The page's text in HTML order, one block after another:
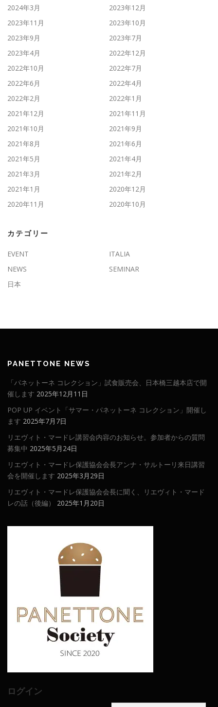
2024年3月
2023年12月
2023年11月
2023年10月
2023年9月
2023年7月
2023年4月
2022年12月
2022年10月
2022年7月
2022年6月
2022年4月
2022年2月
2022年1月
2021年12月
2021年11月
2021年10月
2021年9月
2021年8月
2021年6月
2021年5月
2021年4月
2021年3月
2021年2月
2021年1月
2020年12月
2020年11月
2020年10月
カテゴリー
EVENT
ITALIA
NEWS
SEMINAR
日本
PANETTONE NEWS
「パネットーネ コレクション」試食販売会、日本橋三越本店で開
催します 2025年12月11日
POP UP イベント「サマー・パネットーネ コレクション」開催し
ます 2025年7月7日
リエヴィト・マードレ講習会内容のお知らせ。参加者からの質問
募集中 2025年5月24日
リエヴィト・マードレ保護協会会長アンナ・サルトーリ来日講習
会を開催します 2025年3月29日
リエヴィト・マードレ保護協会会長に聞く、リエヴィト・マード
レの話（後編）
2025年1月20日
ログイン